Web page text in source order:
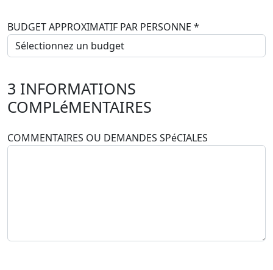
BUDGET APPROXIMATIF PAR PERSONNE *
3 INFORMATIONS
COMPLéMENTAIRES
COMMENTAIRES OU DEMANDES SPéCIALES